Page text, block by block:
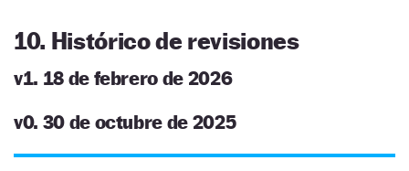
10. Histórico de revisiones
v1. 18 de febrero de 2026
v0. 30 de octubre de 2025